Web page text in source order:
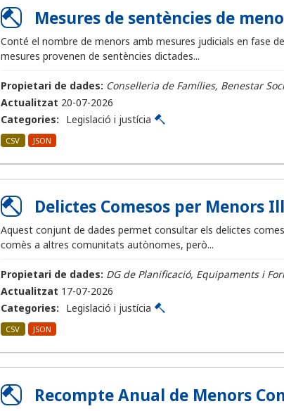
Mesures de sentències de
Conté el nombre de menors amb mesures judicials en fase
mesures provenen de sentències dictades...
Propietari de dades: Conselleria de Famílies, Benestar
Actualitzat 20-07-2026
Categories:
Legislació i justícia
CSV JSON
Delictes Comesos per Menors
Aquest conjunt de dades permet consultar els delictes
comès a altres comunitats autònomes, però...
Propietari de dades: DG de Planificació, Equipaments i
Actualitzat 17-07-2026
Categories:
Legislació i justícia
CSV JSON
Recompte Anual de Menors